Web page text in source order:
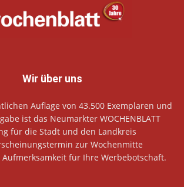
Wir über uns
Auflage von 43.500 Exemplaren und
ist das Neumarkter WOCHENBLATT
für die Stadt und den Landkreis
zur Wochenmitte
für Ihre Werbebotschaft.